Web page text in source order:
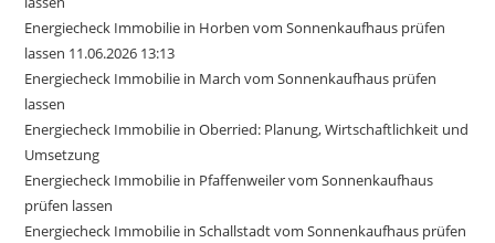
Energiecheck Immobilie in Horben vom Sonnenkaufhaus prüfen
lassen 11.06.2026 13:13
Energiecheck Immobilie in March vom Sonnenkaufhaus prüfen
lassen
Energiecheck Immobilie in Oberried: Planung, Wirtschaftlichkeit und
Umsetzung
Energiecheck Immobilie in Pfaffenweiler vom Sonnenkaufhaus
prüfen lassen
Energiecheck Immobilie in Schallstadt vom Sonnenkaufhaus prüfen